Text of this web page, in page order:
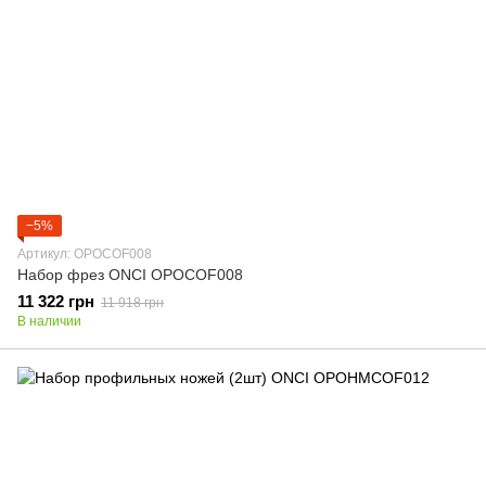
−5%
Артикул: OPOCOF008
Набор фрез ONCI OPOCOF008
11 322 грн 11 918 грн
В наличии